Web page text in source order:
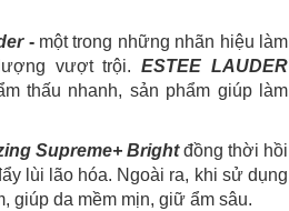
-một trong những nhãn hiệu làm
vượt trội.ESTEE LAUDER
thấu nhanh, sản phẩm giúp làm
Supreme+ Bright đồng thời hồi
lùi lão hóa. Ngoài ra, khi sử dụng
giúp da mềm mịn, giữ ẩm sâu.